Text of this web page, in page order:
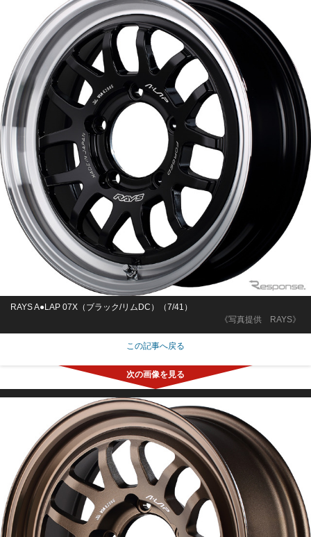
《写真提供 RAYS》
RAYS A●LAP 07X（ブラック/リムDC）（7/41）
この記事へ戻る